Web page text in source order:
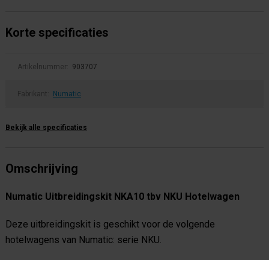
Korte specificaties
Artikelnummer: 903707
Fabrikant: Numatic
Bekijk alle specificaties
Omschrijving
Numatic Uitbreidingskit NKA10 tbv NKU Hotelwagen
Deze uitbreidingskit is geschikt voor de volgende
hotelwagens van Numatic: serie NKU.